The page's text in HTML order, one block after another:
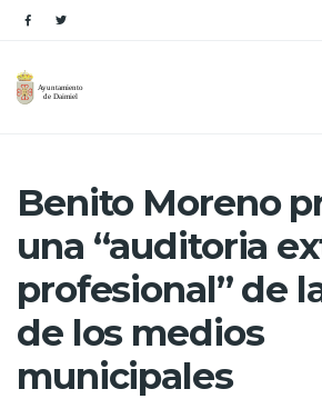
Benito Moreno
una “auditoria
profesional” de
de los medios
municipales